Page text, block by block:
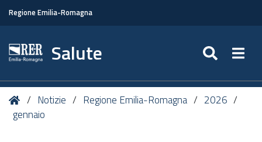
Regione Emilia-Romagna
Salute
Tu
sei
HomeNotizie Regione Emilia-Romagna
2026
gennaio